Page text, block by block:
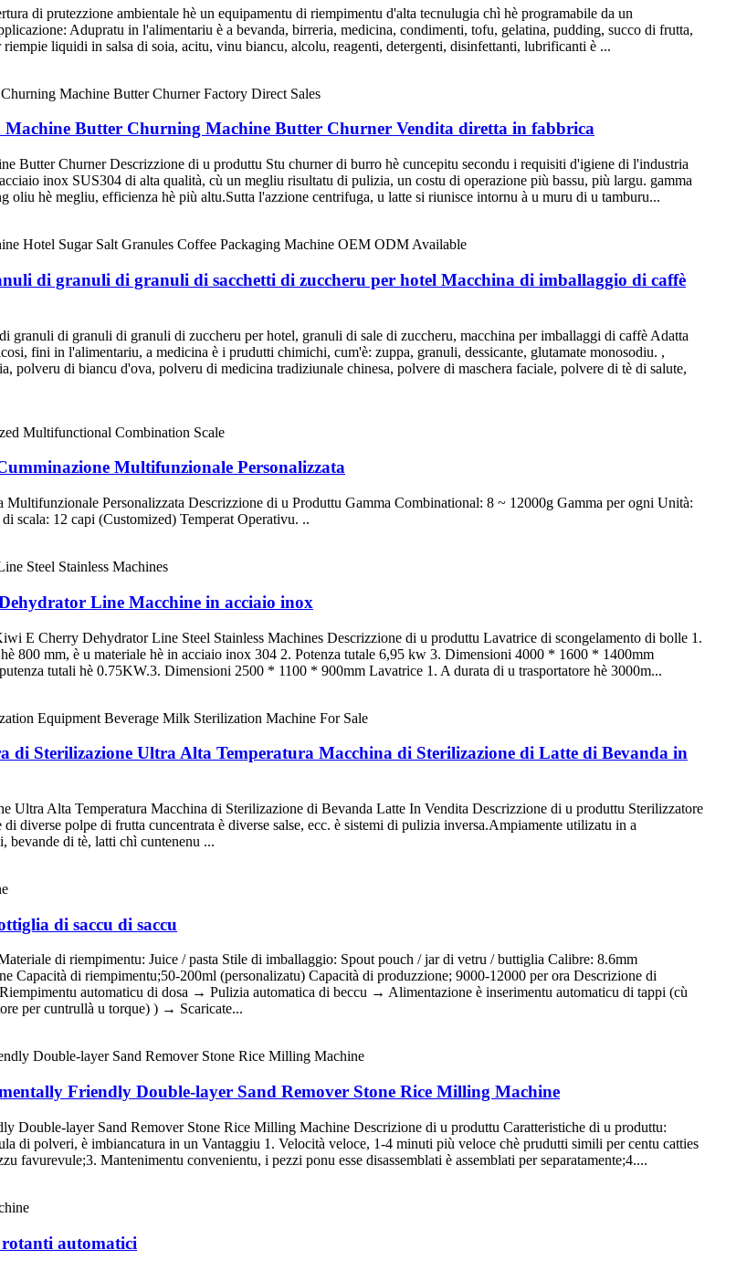
di prutezzione ambientale hè un equipamentu di riempimentu d'alta tecnulugia chì hè programabile da un
Adupratu in l'alimentariu è a bevanda, birreria, medicina, condimenti, tofu, gelatina, pudding, succo di frutta,
liquidi in salsa di soia, acitu, vinu biancu, alcolu, reagenti, detergenti, disinfettanti, lubrificanti è ...
Butter Churning Machine Butter Churner Vendita diretta in fabbrica
Butter Churner Descrizzione di u produttu Stu churner di burro hè cuncepitu secondu i requisiti d'igiene di l'industria
inox SUS304 di alta qualità, cù un megliu risultatu di pulizia, un costu di operazione più bassu, più largu. gamma
hè megliu, efficienza hè più altu.Sutta l'azzione centrifuga, u latte si riunisce intornu à u muru di u tamburu...
di granuli di granuli di sacchetti di zuccheru per hotel Macchina di imballaggio di caffè
di granuli di granuli di zuccheru per hotel, granuli di sale di zuccheru, macchina per imballaggi di caffè Adatta
fini in l'alimentariu, a medicina è i prudutti chimichi, cum'è: zuppa, granuli, dessicante, glutamate monosodiu. ,
polveru di biancu d'ova, polveru di medicina tradiziunale chinesa, polvere di maschera faciale, polvere di tè di salute,
Multifunzionale Personalizzata
Multifunzionale Personalizzata Descrizzione di u Produttu Gamma Combinational: 8 ~ 12000g Gamma per ogni Unità:
scala: 12 capi (Customized) Temperat Operativu. ..
Line Macchine in acciaio inox
E Cherry Dehydrator Line Steel Stainless Machines Descrizzione di u produttu Lavatrice di scongelamento di bolle 1.
800 mm, è u materiale hè in acciaio inox 304 2. Potenza tutale 6,95 kw 3. Dimensioni 4000 * 1600 * 1400mm
tutali hè 0.75KW.3. Dimensioni 2500 * 1100 * 900mm Lavatrice 1. A durata di u trasportatore hè 3000m...
di Sterilizazione Ultra Alta Temperatura Macchina di Sterilizazione di Latte di Bevanda in
Ultra Alta Temperatura Macchina di Sterilizazione di Bevanda Latte In Vendita Descrizzione di u produttu Sterilizzatore
diverse polpe di frutta cuncentrata è diverse salse, ecc. è sistemi di pulizia inversa.Ampiamente utilizatu in a
bevande di tè, latti chì cuntenenu ...
di saccu di saccu
di riempimentu: Juice / pasta Stile di imballaggio: Spout pouch / jar di vetru / buttiglia Calibre: 8.6mm
Capacità di riempimentu;50-200ml (personalizatu) Capacità di produzzione; 9000-12000 per ora Descrizione di
automaticu di dosa → Pulizia automatica di beccu → Alimentazione è inserimentu automaticu di tappi (cù
per cuntrullà u torque) ) → Scaricate...
Friendly Double-layer Sand Remover Stone Rice Milling Machine
layer Sand Remover Stone Rice Milling Machine Descrizione di u produttu Caratteristiche di u produttu:
di polveri, è imbiancatura in un Vantaggiu 1. Velocità veloce, 1-4 minuti più veloce chè prudutti simili per centu catties
favurevule;3. Mantenimentu convenientu, i pezzi ponu esse disassemblati è assemblati per separatamente;4....
automatici